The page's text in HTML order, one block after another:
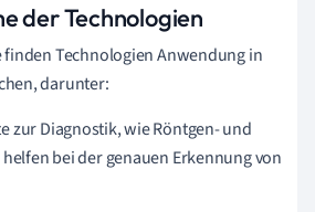
der Technologien
Technologien Anwendung in
darunter:
zur Diagnostik, wie Röntgen- und
bei der genauen Erkennung von